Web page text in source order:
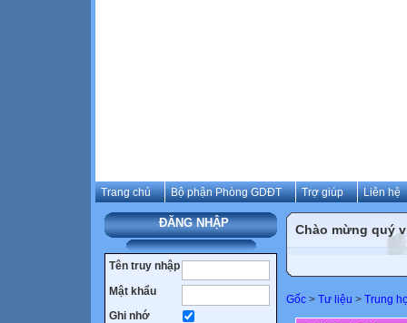
Trang chủ Bộ phận Phòng GDĐT Trợ giúp Liên hệ
ĐĂNG NHẬP
Tên truy nhập
Mật khẩu
Ghi nhớ
Chào mừng quý
Gốc > Tư liệu > Trung